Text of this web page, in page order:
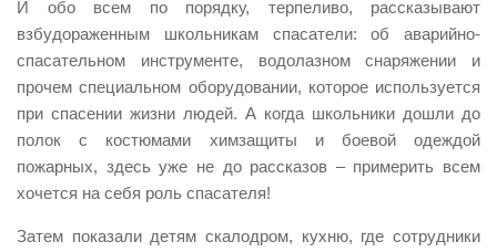
И обо всем по порядку, терпеливо, рассказывают
взбудораженным школьникам спасатели: об аварийно-
спасательном инструменте, водолазном снаряжении и
прочем специальном оборудовании, которое используется
при спасении жизни людей. А когда школьники дошли до
полок с костюмами химзащиты и боевой одеждой
пожарных, здесь уже не до рассказов – примерить всем
хочется на себя роль спасателя!
Затем показали детям скалодром, кухню, где сотрудники